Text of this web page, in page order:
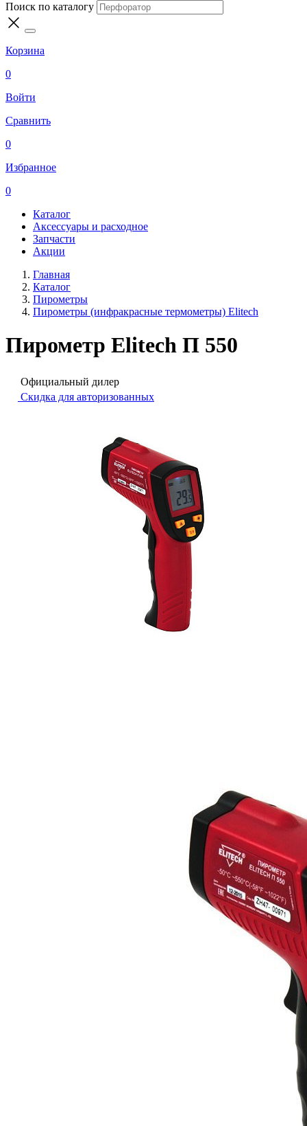
Поиск по каталогу
Корзина
0
Войти
Сравнить
0
Избранное
0
Каталог
Аксессуары и расходное
Запчасти
Акции
Главная
Каталог
Пирометры
Пирометры (инфракрасные термометры) Elitech
Пирометр Elitech П 550
Официальный дилер
Скидка для авторизованных